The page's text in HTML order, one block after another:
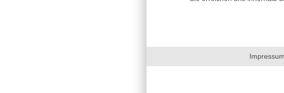
Impressum